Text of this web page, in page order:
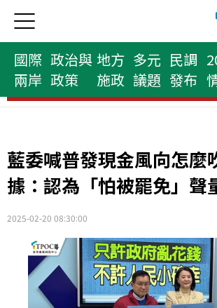
國際
兩岸
政治與
政策
地方
施政
多元
議題
民調
發布
府院首長榜
藍委喊普發現金風向怎麼
據：認為「怕被罷免」聲
2025-02-20 08:30:00